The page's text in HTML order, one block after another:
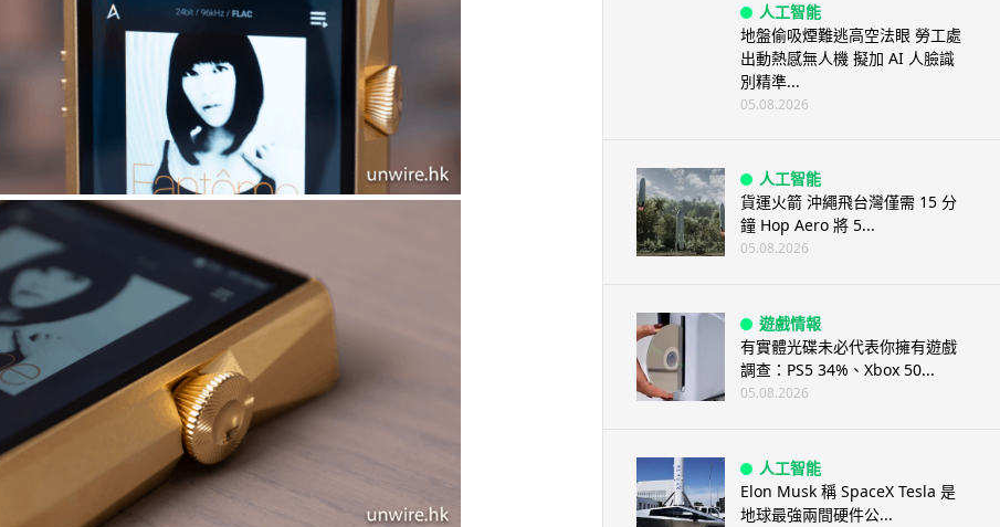
人工智能
地盤偷吸煙難逃高空法眼 勞工處
出動熱感無人機 擬加 AI 人臉識
別精準...
05.08.2026
人工智能
貨運火箭 沖繩飛台灣僅需 15 分
鐘 Hop Aero 將 5...
05.08.2026
遊戲情報
有實體光碟未必代表你擁有遊戲
調查：PS5 34%、Xbox 50...
05.08.2026
人工智能
Elon Musk 稱 SpaceX Tesla 是
地球最強兩間硬件公...